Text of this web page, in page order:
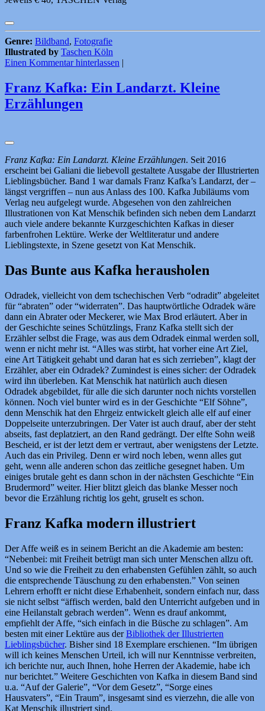
Genre: Bildband, Fotografie
Illustrated by Taschen Köln
Einen Kommentar hinterlassen
Franz Kafka: Ein Landarzt. Kleine
Erzählungen
Franz Kafka: Ein Landarzt. Kleine Erzählungen. Seit 2016
erscheint bei Galiani die liebevoll gestaltete Ausgabe der Illustrierten
Lieblingsbücher. Band 1 war damals Franz Kafka’s Landarzt, der –
längst vergriffen – nun aus Anlass des 100. Kafka Jubiläums vom
Verlag neu aufgelegt wurde. Abgesehen von den zahlreichen
Illustrationen von Kat Menschik befinden sich neben dem Landarzt
auch viele andere bekannte Kurzgeschichten Kafkas in dieser
farbenfrohen Lektüre. Werke der Weltliteratur und andere
Lieblingstexte, in Szene gesetzt von Kat Menschik.
Das Bunte aus Kafka herausholen
Odradek, vielleicht von dem tschechischen Verb “odradit” abgeleitet
für “abraten” oder “widerraten”. Das hauptwörtliche Odradek wäre
dann ein Abrater oder Meckerer, wie Max Brod erläutert. Aber in
der Geschichte seines Schützlings, Franz Kafka stellt sich der
Erzähler selbst die Frage, was aus dem Odradek einmal werden soll,
wenn er nicht mehr ist. “Alles was stirbt, hat vorher eine Art Ziel,
eine Art Tätigkeit gehabt und daran hat es sich zerrieben”, klagt der
Erzähler, aber ein Odradek? Zumindest is eines sicher: der Odradek
wird ihn überleben. Kat Menschik hat natürlich auch diesen
Odradek abgebildet, für alle die sich darunter noch nichts vorstellen
können. Noch viel bunter wird es in der Geschichte “Elf Söhne”,
denn Menschik hat den Ehrgeiz entwickelt gleich alle elf auf einer
Doppelseite unterzubringen. Der Vater ist auch drauf, aber der steht
abseits, fast deplatziert, an den Rand gedrängt. Der elfte Sohn weiß
Bescheid, er ist der letzt dem er vertraut, aber wenigstens der Letzte.
Auch das ein Privileg. Denn er wird noch leben, wenn alles gut
geht, wenn alle anderen schon das zeitliche gesegnet haben. Um
einiges brutale geht es dann schon in der nächsten Geschichte “Ein
Brudermord” weiter. Hier blitzt gleich das blanke Messer noch
bevor die Erzählung richtig los geht, gruselt es schon.
Franz Kafka modern illustriert
Der Affe weiß es in seinem Bericht an die Akademie am besten:
“Nebenbei: mit Freiheit betrügt man sich unter Menschen allzu oft.
Und so wie die Freiheit zu den erhabensten Gefühlen zählt, so auch
die entsprechende Täuschung zu den erhabensten.” Von seinen
Lehrern erhofft er nicht diese Erhabenheit, sondern einfach nur, dass
sie nicht selbst “äffisch werden, bald den Unterricht aufgeben und in
eine Heilanstalt gebrach werden”. Wenn es drauf ankommt,
empfiehlt der Affe, “sich einfach in die Büsche zu schlagen”. Am
besten mit einer Lektüre aus derBibliothek der Illustrierten
Lieblingsbücher. Bisher sind 18 Exemplare erschienen. “Im übrigen
will ich keines Menschen Urteil, ich will nur Kenntnisse verbreiten,
ich berichte nur, auch Ihnen, hohe Herren der Akademie, habe ich
nur berichtet.” Weitere Geschichten von Kafka in diesem Band sind
u.a. “Auf der Galerie”, “Vor dem Gesetz”, “Sorge eines
Hausvaters”, “Ein Traum”, insgesamt sind es vierzehn, die alle von
Kat Menschik illustriert sind.